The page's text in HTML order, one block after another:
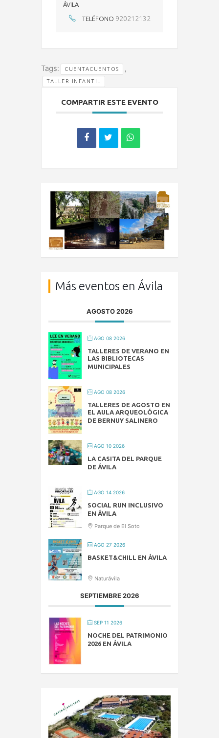
ÁVILA
TELÉFONO 920212132
Tags: CUENTACUENTOS ,
TALLER INFANTIL
COMPARTIR ESTE EVENTO
Más eventos en Ávila
AGOSTO 2026
AGO 08 2026
TALLERES DE VERANO EN
LAS BIBLIOTECAS
MUNICIPALES
AGO 08 2026
TALLERES DE AGOSTO EN
EL AULA ARQUEOLÓGICA
DE BERNUY SALINERO
AGO 10 2026
LA CASITA DEL PARQUE
DE ÁVILA
AGO 14 2026
SOCIAL RUN INCLUSIVO
EN ÁVILA
Parque de El Soto
AGO 27 2026
BASKET&CHILL EN ÁVILA
Naturávila
SEPTIEMBRE 2026
SEP 11 2026
NOCHE DEL PATRIMONIO
2026 EN ÁVILA